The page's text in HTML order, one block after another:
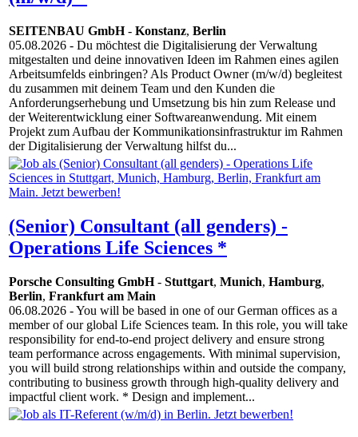
SEITENBAU GmbH- Konstanz, Berlin
05.08.2026 - Du möchtest die Digitalisierung der Verwaltung
mitgestalten und deine innovativen Ideen im Rahmen eines agilen
Arbeitsumfelds einbringen? Als Product Owner (m/w/d) begleitest
du zusammen mit deinem Team und den Kunden die
Anforderungserhebung und Umsetzung bis hin zum Release und
der Weiterentwicklung einer Softwareanwendung. Mit einem
Projekt zum Aufbau der Kommunikationsinfrastruktur im Rahmen
der Digitalisierung der Verwaltung hilfst du...
(Senior) Consultant (all genders) -
Operations Life Sciences *
Porsche Consulting GmbH- Stuttgart, Munich, Hamburg,
Berlin, Frankfurt am Main
06.08.2026 - You will be based in one of our German offices as a
member of our global Life Sciences team. In this role, you will take
responsibility for end-to-end project delivery and ensure strong
team performance across engagements. With minimal supervision,
you will build strong relationships within and outside the company,
contributing to business growth through high-quality delivery and
impactful client work. * Design and implement...